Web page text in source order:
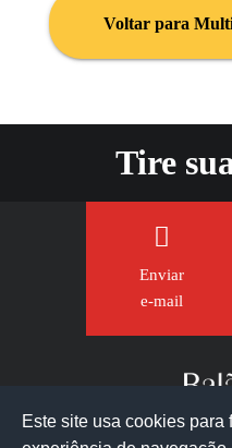
Voltar para
Tire
Enviar
e-mail
Este site usa cookies para